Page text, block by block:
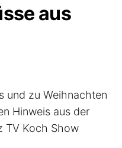
aus
und zu Weihnachten
Hinweis aus der
TV Koch Show